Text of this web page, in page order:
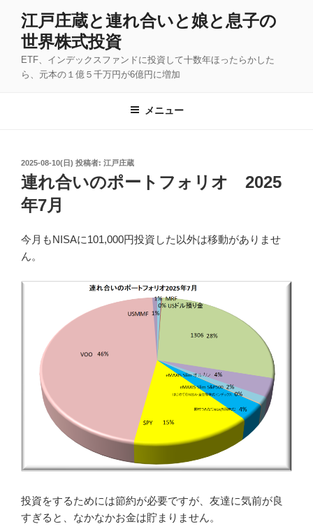
江戸庄蔵と連れ合いと娘と息子の
世界株式投資
ETF、インデックスファンドに投資して十数年ほったらかした
ら、元本の１億５千万円が6億円に増加
メニュー
投
稿
日:
2025-08-10(日) 投稿者: 江戸庄蔵
連れ合いのポートフォリオ 2025
年7月
今月もNISAに101,000円投資した以外は移動がありませ
ん。
投資をするためには節約が必要ですが、友達に気前が良
すぎると、なかなかお金は貯まりません。